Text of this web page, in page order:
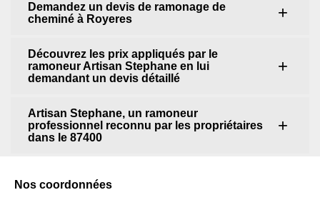
Demandez un devis de ramonage de
cheminé à Royeres
Découvrez les prix appliqués par le
ramoneur Artisan Stephane en lui
demandant un devis détaillé
Artisan Stephane, un ramoneur
professionnel reconnu par les propriétaires
dans le 87400
Nos coordonnées